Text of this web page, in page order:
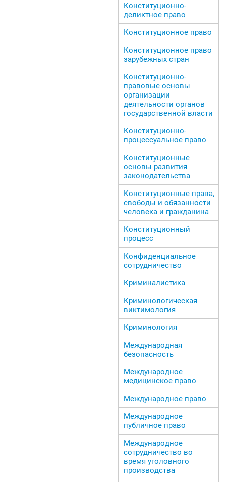
Конституционно-
деликтное право
Конституционное право
Конституционное право
зарубежных стран
Конституционно-
правовые основы
организации
деятельности органов
государственной власти
Конституционно-
процессуальное право
Конституционные
основы развития
законодательства
Конституционные права,
свободы и обязанности
человека и гражданина
Конституционный
процесс
Конфиденциальное
сотрудничество
Криминалистика
Криминологическая
виктимология
Криминология
Международная
безопасность
Международное
медицинское право
Международное право
Международное
публичное право
Международное
сотрудничество во
время уголовного
производства